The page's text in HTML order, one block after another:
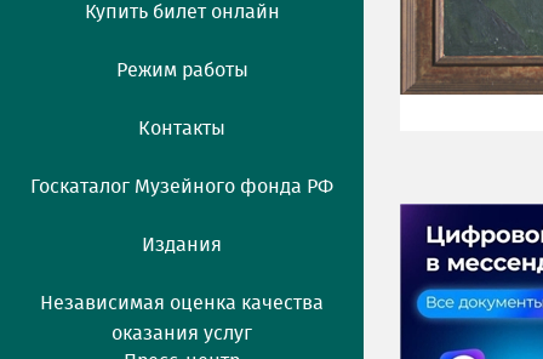
Купить билет онлайн
Режим работы
Контакты
Госкаталог Музейного фонда РФ
Издания
Независимая оценка качества
оказания услуг